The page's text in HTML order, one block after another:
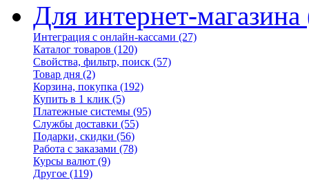
Для интернет-магазина
Интеграция с онлайн-кассами (27)
Каталог товаров (120)
Свойства, фильтр, поиск (57)
Товар дня (2)
Корзина, покупка (192)
Купить в 1 клик (5)
Платежные системы (95)
Службы доставки (55)
Подарки, скидки (56)
Работа с заказами (78)
Курсы валют (9)
Другое (119)